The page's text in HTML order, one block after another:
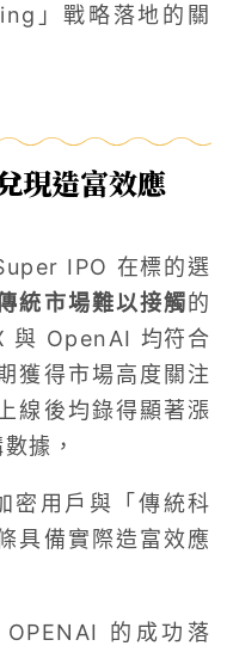
」戰略落地的關
現造富效應
IPO 在標的選
統市場難以接觸的
OpenAI 均符合
獲得市場高度關注
線後均錄得顯著漲
據，
用戶與「傳統科
具備實際造富效應
的成功落